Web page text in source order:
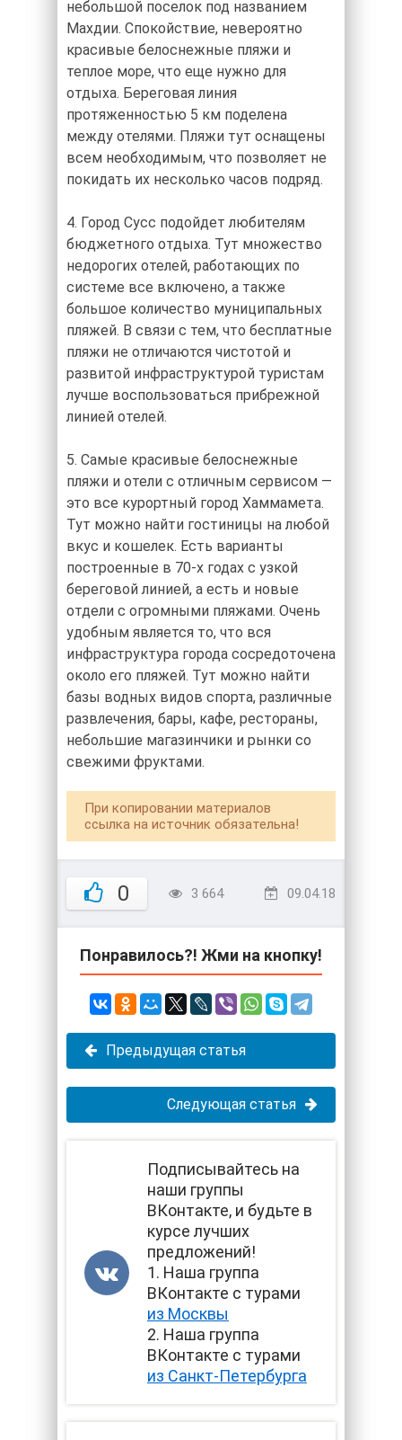
небольшой поселок под названием
Махдии. Спокойствие, невероятно
красивые белоснежные пляжи и
теплое море, что еще нужно для
отдыха. Береговая линия
протяженностью 5 км поделена
между отелями. Пляжи тут оснащены
всем необходимым, что позволяет не
покидать их несколько часов подряд.
4. Город Сусс подойдет любителям
бюджетного отдыха. Тут множество
недорогих отелей, работающих по
системе все включено, а также
большое количество муниципальных
пляжей. В связи с тем, что бесплатные
пляжи не отличаются чистотой и
развитой инфраструктурой туристам
лучше воспользоваться прибрежной
линией отелей.
5. Самые красивые белоснежные
пляжи и отели с отличным сервисом —
это все курортный город Хаммамета.
Тут можно найти гостиницы на любой
вкус и кошелек. Есть варианты
построенные в 70-х годах с узкой
береговой линией, а есть и новые
отдели с огромными пляжами. Очень
удобным является то, что вся
инфраструктура города сосредоточена
около его пляжей. Тут можно найти
базы водных видов спорта, различные
развлечения, бары, кафе, рестораны,
небольшие магазинчики и рынки со
свежими фруктами.
При копировании материалов
ссылка на источник обязательна!
0 3 664 09.04.18
Понравилось?! Жми на кнопку!
Предыдущая статья
Следующая статья
Подписывайтесь на
наши группы
ВКонтакте, и будьте в
курсе лучших
предложений!
1. Наша группа
ВКонтакте с турами
из Москвы
2. Наша группа
ВКонтакте с турами
из Санкт-Петербурга